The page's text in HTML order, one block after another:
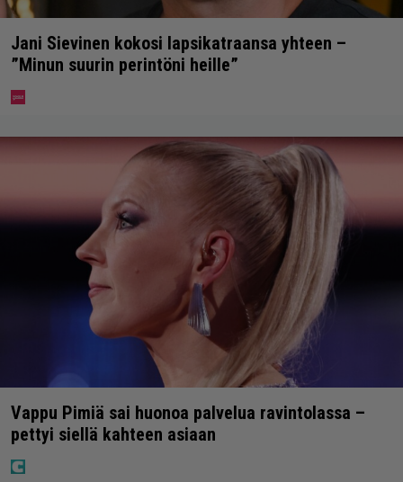
Jani Sievinen kokosi lapsikatraansa yhteen –
”Minun suurin perintöni heille”
Vappu Pimiä sai huonoa palvelua ravintolassa –
pettyi siellä kahteen asiaan